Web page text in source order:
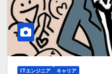
ITエンジニア キャリア